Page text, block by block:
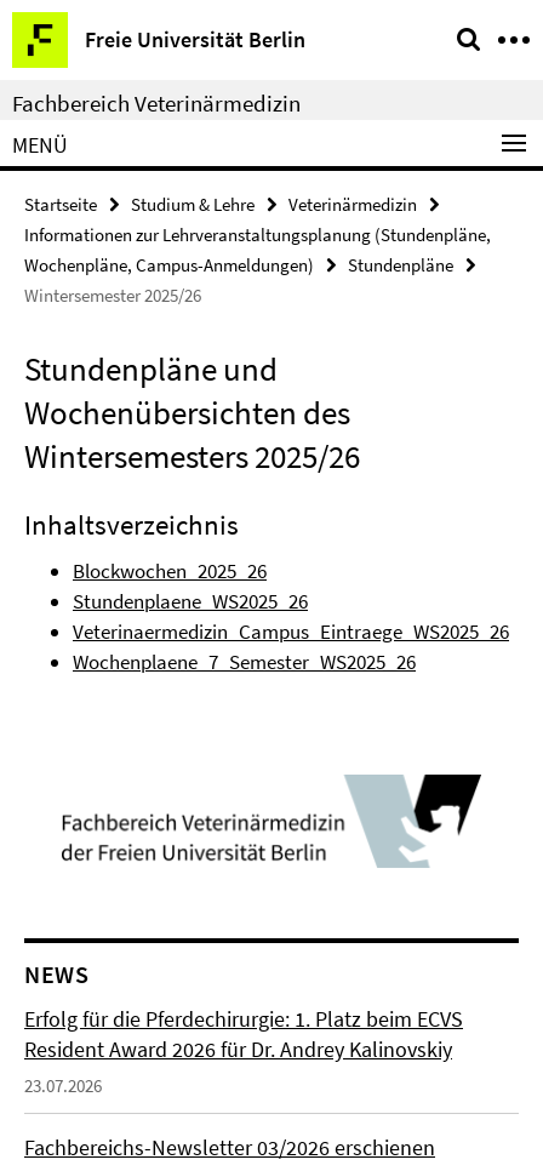
Springe
direkt
zu
Inhalt
Freie Universität Berlin
Service-
Navigation
Fachbereich Veterinärmedizin
MENÜ
Startseite Studium & Lehre
Veterinärmedizin
Informationen zur Lehrveranstaltungsplanung (Stundenpläne,
Wochenpläne, Campus-Anmeldungen)
Stundenpläne
Wintersemester 2025/26
Stundenpläne und
Wochenübersichten des
Wintersemesters 2025/26
Inhaltsverzeichnis
Blockwochen_2025_26
Stundenplaene_WS2025_26
Veterinaermedizin_Campus_Eintraege_WS2025_26
Wochenplaene_7_Semester_WS2025_26
NEWS
Erfolg für die Pferdechirurgie: 1. Platz beim ECVS
Resident Award 2026 für Dr. Andrey Kalinovskiy
23.07.2026
Fachbereichs-Newsletter 03/2026 erschienen